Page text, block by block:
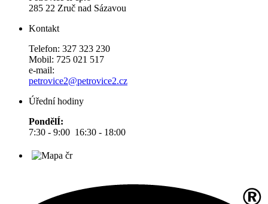
285 22 Zruč nad Sázavou
Kontakt
Telefon: 327 323 230
Mobil: 725 021 517
e-mail:
petrovice2@petrovice2.cz
Úřední hodiny
PondělÍ:
7:30 - 9:00 16:30 - 18:00